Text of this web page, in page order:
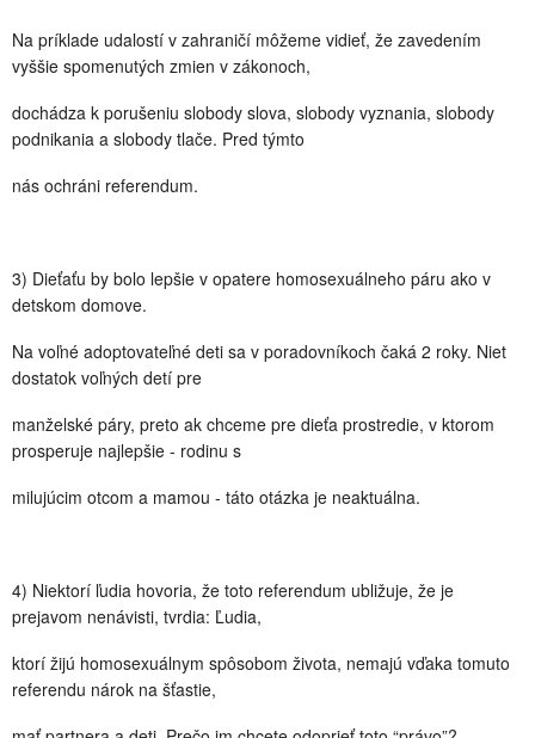
Na príklade udalostí v zahraničí môžeme vidieť, že zavedením
vyššie spomenutých zmien v zákonoch,
dochádza k porušeniu slobody slova, slobody vyznania, slobody
podnikania a slobody tlače. Pred týmto
nás ochráni referendum.
3) Dieťaťu by bolo lepšie v opatere homosexuálneho páru ako v
detskom domove.
Na voľné adoptovateľné deti sa v poradovníkoch čaká 2 roky. Niet
dostatok voľných detí pre
manželské páry, preto ak chceme pre dieťa prostredie, v ktorom
prosperuje najlepšie - rodinu s
milujúcim otcom a mamou - táto otázka je neaktuálna.
4) Niektorí ľudia hovoria, že toto referendum ubližuje, že je
prejavom nenávisti, tvrdia: Ľudia,
ktorí žijú homosexuálnym spôsobom života, nemajú vďaka tomuto
referendu nárok na šťastie,